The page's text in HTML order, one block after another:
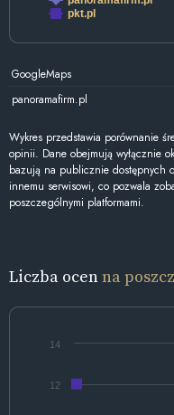
pkt.pl
GoogleMaps
panoramafirm.pl
Wykres przedstawia porównanie
opinii. Dane obejmują wyłącznie
bazują na publicznie dostępnych
innemu serwisowi, co pozwala
poszczególnymi platformami.
Liczba ocenna
12
14